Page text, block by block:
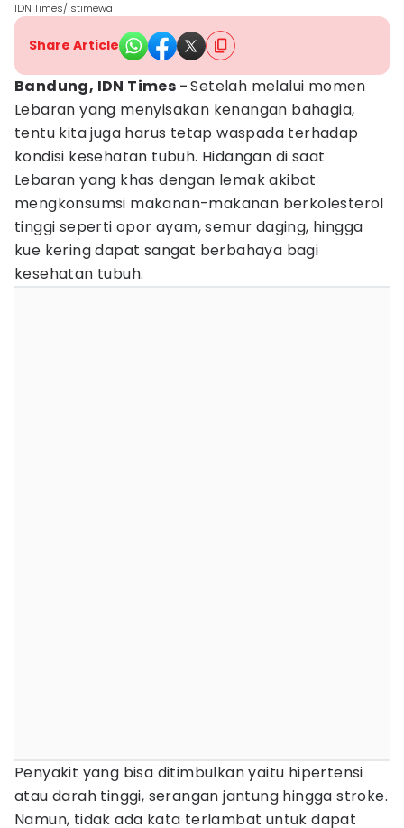
IDN Times/Istimewa
Share Article
Bandung, IDN Times -Setelah melalui momen
Lebaran yang menyisakan kenangan bahagia,
tentu kita juga harus tetap waspada terhadap
kondisi kesehatan tubuh. Hidangan di saat
Lebaran yang khas dengan lemak akibat
mengkonsumsi makanan-makanan berkolesterol
tinggi seperti opor ayam, semur daging, hingga
kue kering dapat sangat berbahaya bagi
kesehatan tubuh.
Penyakit yang bisa ditimbulkan yaitu hipertensi
atau darah tinggi, serangan jantung hingga stroke.
Namun, tidak ada kata terlambat untuk dapat